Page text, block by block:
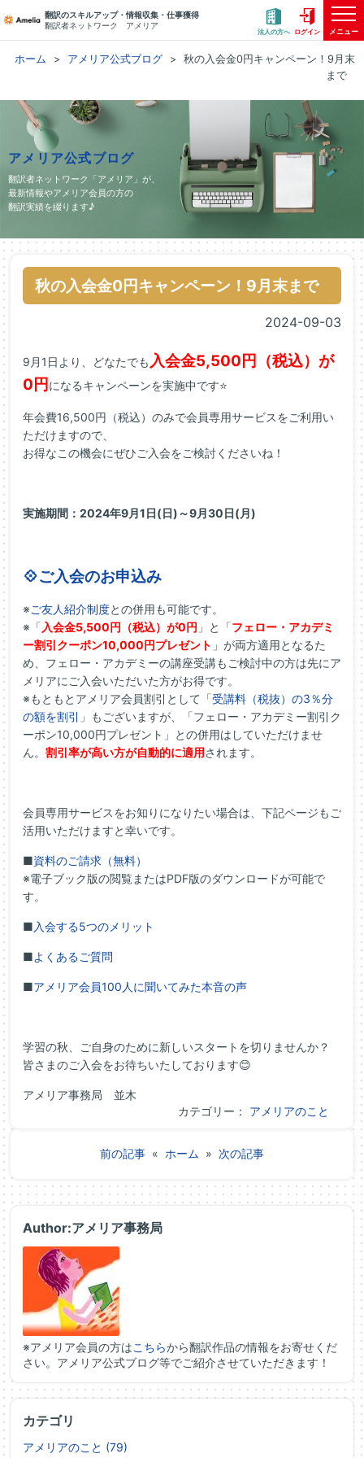
翻訳のスキルアップ・情報収集・仕事獲得
翻訳者ネットワーク アメリア
法人の方へ ログイン メニュー
ホーム アメリア公式ブログ
秋の入会金0円キャンペーン！9月末
まで
アメリア公式ブログ
翻訳者ネットワーク「アメリア」が、
最新情報やアメリア会員の方の
翻訳実績を綴ります♪
秋の入会金0円キャンペーン！9月末まで
2024-09-03
9月1日より、どなたでも 入会金5,500円（税込） が
0円 になるキャンペーンを実施中です⭐
年会費16,500円（税込） のみで会員専用サービスをご利用い
ただけますので、
お得なこの機会にぜひご入会をご検討くださいね！
実施期間：2024年9月1日(日)～9月30日(月)
💠ご入会のお申込み
※ご友人紹介制度との併用も可能です。
※「 入会金5,500円（税込） が0円 」と「フェロー・アカデミ
ー割引クーポン10,000円プレゼント 」が両方適用となるた
め、フェロー・アカデミーの講座受講もご検討中の方は先にア
メリアにご入会いただいた方がお得です。
※もともとアメリア会員割引として「受講料（税抜）の3％分
の額を割引 」もございますが、「フェロー・アカデミー割引ク
ーポン10,000円プレゼント」との併用はしていただけませ
ん。 割引率が高い方が自動的に適用されます。
会員専用サービスをお知りになりたい場合は、下記ページもご
活用いただけますと幸いです。
■資料のご請求（無料）
※電子ブック版の閲覧またはPDF版のダウンロードが可能で
す。
■ 入会する5つのメリット
■よくあるご質問
■アメリア会員100人に聞いてみた本音の声
学習の秋、ご自身のために新しいスタートを切りませんか？
皆さまのご入会をお待ちいたしております😊
アメリア事務局 並木
カテゴリー： アメリアのこと
前の記事 « ホーム » 次の記事
Author:アメリア事務局
※アメリア会員の方はこちらから翻訳作品の情報をお寄せくだ
さい。アメリア公式ブログ等でご紹介させていただきます！
カテゴリ
アメリアのこと (79)